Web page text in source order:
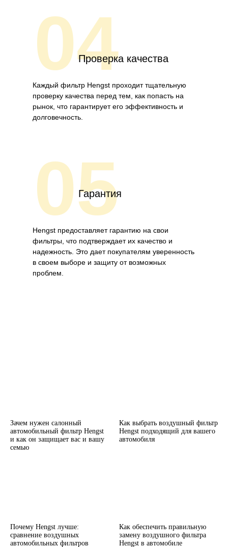
04Проверка качества
Каждый фильтр Hengst проходит тщательную
проверку качества перед тем, как попасть на
рынок, что гарантирует его эффективность и
долговечность.
05
Гарантия
Hengst предоставляет гарантию на свои
фильтры, что подтверждает их качество и
надежность. Это дает покупателям уверенность
в своем выборе и защиту от возможных
проблем.
Зачем нужен салонный
автомобильный фильтр Hengst
и как он защищает вас и вашу
семью
Как выбрать воздушный фильтр
Hengst подходящий для вашего
автомобиля
Почему Hengst лучше:
сравнение воздушных
автомобильных фильтров
Как обеспечить правильную
замену воздушного фильтра
Hengst в автомобиле